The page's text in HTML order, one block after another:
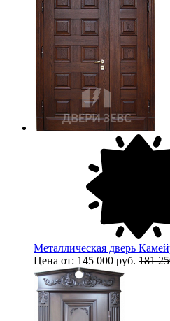
Металлическая дверь
Цена от: 145 000 руб. 181